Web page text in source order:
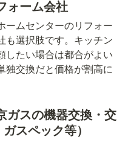
ォーム会社
ームセンターのリフォー
も選択肢です。キッチン
したい場合は都合がよい
独交換だと価格が割高に
スの機器交換・交
スペック等）